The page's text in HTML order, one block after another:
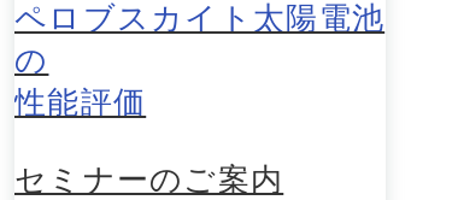
ペロブスカイト太陽電池
の
性能評価
セミナーのご案内